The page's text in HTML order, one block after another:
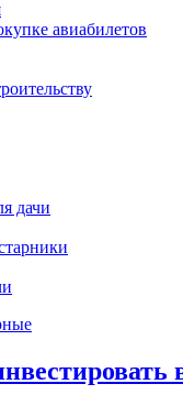
авиабилетов
дачи